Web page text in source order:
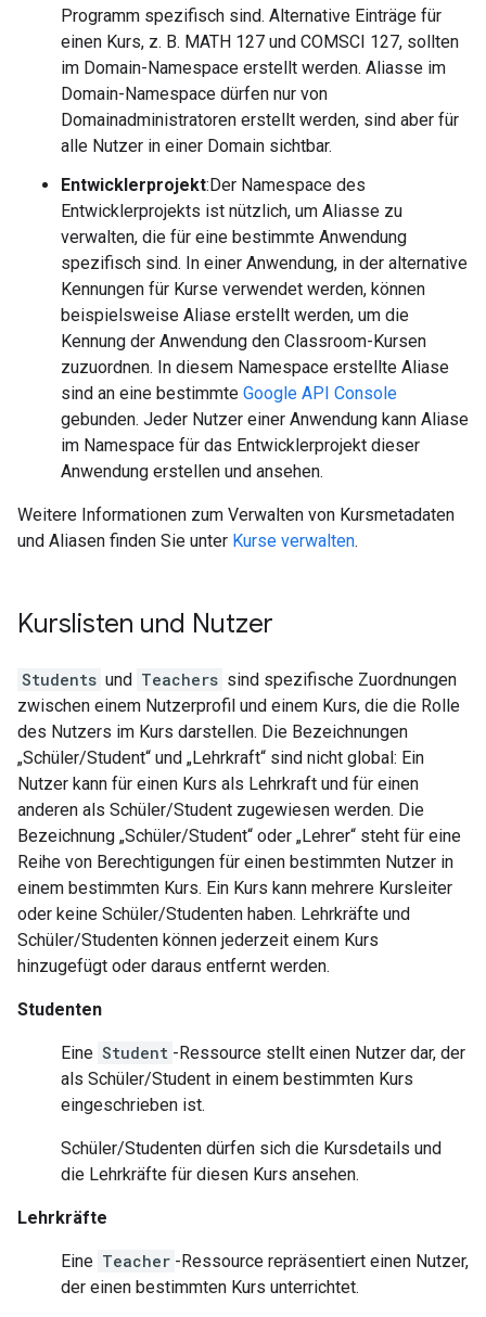
Programm spezifisch sind. Alternative Einträge für
einen Kurs, z. B. MATH 127 und COMSCI 127, sollten
im Domain-Namespace erstellt werden. Aliasse im
Domain-Namespace dürfen nur von
Domainadministratoren erstellt werden, sind aber für
alle Nutzer in einer Domain sichtbar.
Entwicklerprojekt:Der Namespace des
Entwicklerprojekts ist nützlich, um Aliasse zu
verwalten, die für eine bestimmte Anwendung
spezifisch sind. In einer Anwendung, in der alternative
Kennungen für Kurse verwendet werden, können
beispielsweise Aliase erstellt werden, um die
Kennung der Anwendung den Classroom-Kursen
zuzuordnen. In diesem Namespace erstellte Aliase
sind an eine bestimmte Google API Console
gebunden. Jeder Nutzer einer Anwendung kann Aliase
im Namespace für das Entwicklerprojekt dieser
Anwendung erstellen und ansehen.
Weitere Informationen zum Verwalten von Kursmetadaten
und Aliasen finden Sie unter Kurse verwalten.
Kurslisten und Nutzer
Students und Teachers sind spezifische Zuordnungen
zwischen einem Nutzerprofil und einem Kurs, die die Rolle
des Nutzers im Kurs darstellen. Die Bezeichnungen
„Schüler/Student“ und „Lehrkraft“ sind nicht global: Ein
Nutzer kann für einen Kurs als Lehrkraft und für einen
anderen als Schüler/Student zugewiesen werden. Die
Bezeichnung „Schüler/Student“ oder „Lehrer“ steht für eine
Reihe von Berechtigungen für einen bestimmten Nutzer in
einem bestimmten Kurs. Ein Kurs kann mehrere Kursleiter
oder keine Schüler/Studenten haben. Lehrkräfte und
Schüler/Studenten können jederzeit einem Kurs
hinzugefügt oder daraus entfernt werden.
Studenten
Eine Student -Ressource stellt einen Nutzer dar, der
als Schüler/Student in einem bestimmten Kurs
eingeschrieben ist.
Schüler/Studenten dürfen sich die Kursdetails und
die Lehrkräfte für diesen Kurs ansehen.
Lehrkräfte
Eine Teacher -Ressource repräsentiert einen Nutzer,
der einen bestimmten Kurs unterrichtet.